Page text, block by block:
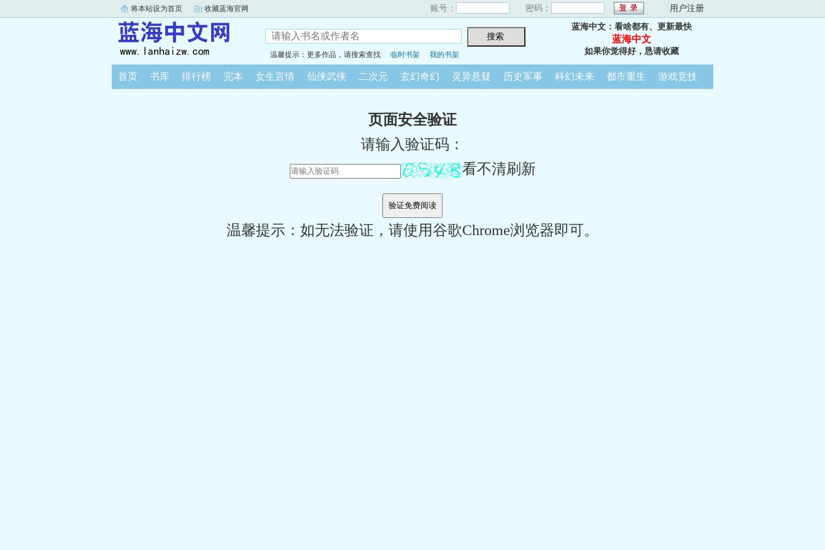
将本站设为首页 收藏蓝海官网 账号： 密码： 用户注册
温馨提示：更多作品，请搜索查找 临时书架 我的书架
蓝海中文：看啥都有、更新最快
蓝海中文
如果你觉得好，恳请收藏
首页 书库 排行榜 完本 女生言情 仙侠武侠 二次元 玄幻奇幻 灵异悬疑 历史军事 科幻未来 都市重生 游戏竞技
页面安全验证
请输入验证码：
看不清刷新
温馨提示：如无法验证，请使用谷歌Chrome浏览器即可。